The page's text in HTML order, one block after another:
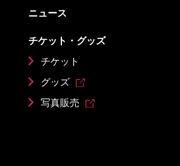
ニュース
チケット・グッズ
チケット
グッズ
写真販売